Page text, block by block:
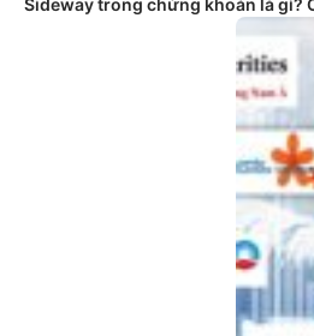
Sideway trong chứng khoán là gì?